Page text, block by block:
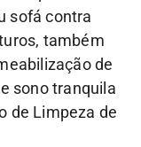
sofá contra
também
de
sono tranquila
de Limpeza de